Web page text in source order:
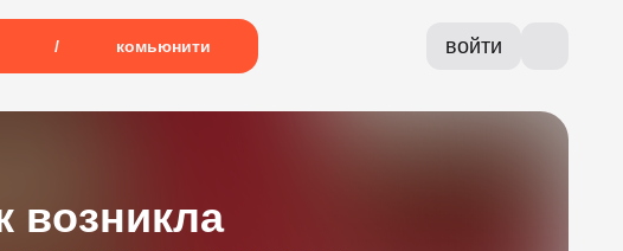
/ комьюнити войти
возникла